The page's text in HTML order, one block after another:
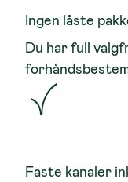
Ingen låste
Du har full
Faste kanaler